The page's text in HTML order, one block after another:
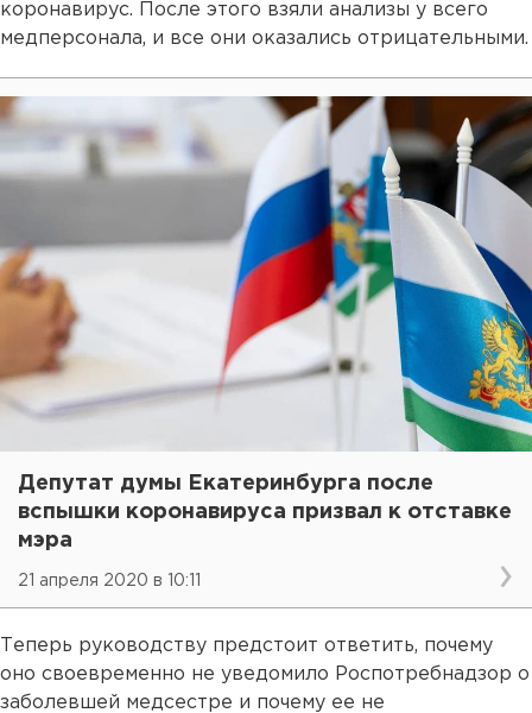
коронавирус. После этого взяли анализы у всего
медперсонала, и все они оказались отрицательными.
Депутат думы Екатеринбурга после
вспышки коронавируса призвал к отставке
мэра
21 апреля 2020 в 10:11
Теперь руководству предстоит ответить, почему
оно своевременно не уведомило Роспотребнадзор о
заболевшей медсестре и почему ее не